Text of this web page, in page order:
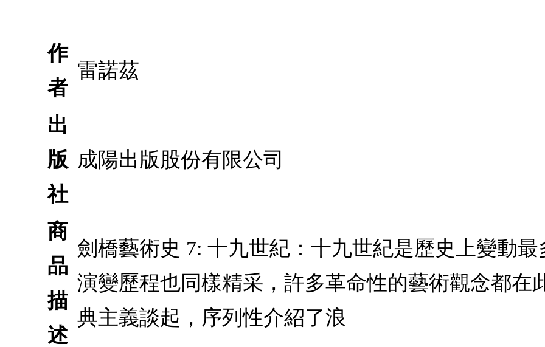
作
者
雷諾茲
出
版
社
成陽出版股份有限公司
商
品
描
述
劍橋藝術史 7: 十九世紀：十九世紀是歷史上變動
演變歷程也同樣精采，許多革命性的藝術觀念都在
典主義談起，序列性介紹了浪